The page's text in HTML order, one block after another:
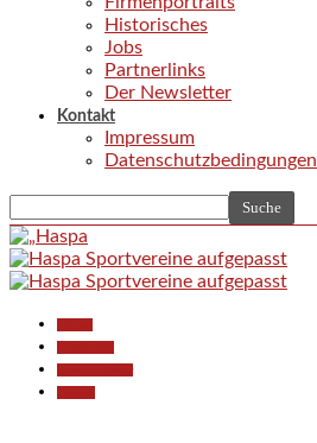
Historisches
Jobs
Partnerlinks
Der Newsletter
Kontakt
Impressum
Datenschutzbedingungen